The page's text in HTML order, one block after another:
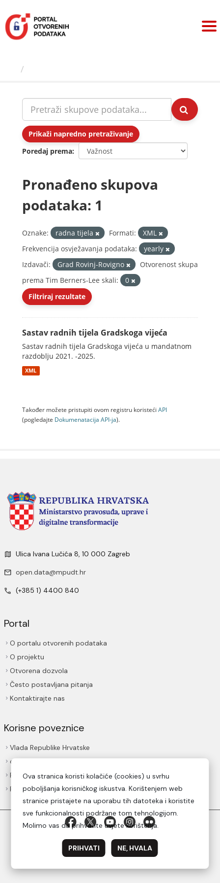
sadržaj
Prikaži napredno pretraživanje
Poredaj prema
Pronađeno skupova
podataka: 1
Oznake: radna tijela Formati:
XML
Frekvencija osvježavanja podataka:
yearly
Izdavači:
Grad Rovinj-Rovigno
Otvorenost skupa
prema Tim Berners-Lee skali:
0
Filtriraj rezultate
Sastav radnih tijela Gradskoga vijeća
Sastav radnih tijela Gradskoga vijeća u mandatnom
razdoblju 2021. -2025.
XML
Također možete pristupiti ovom registru koristeći API
(pogledajte Dokumenаtаcijа API-jа).